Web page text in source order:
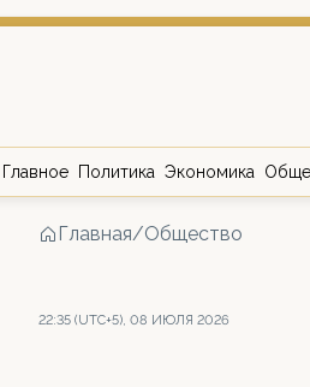
Главное Политика Экономика
Главная/Общество
22:35 (UTC+5), 08 ИЮЛЯ 2026